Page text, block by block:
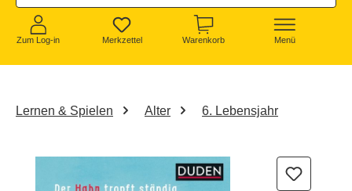
Zum Log-in Merkzettel Warenkorb Menü
Lernen & Spielen Alter 6. Lebensjahr